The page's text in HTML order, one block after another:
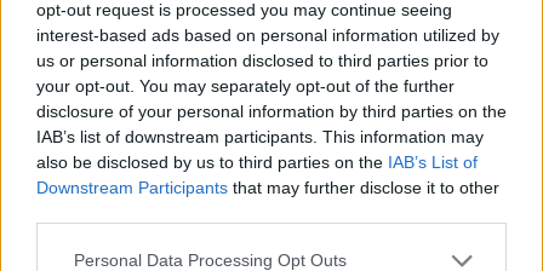
opt-out request is processed you may continue seeing
interest-based ads based on personal information utilized by
us or personal information disclosed to third parties prior to
your opt-out. You may separately opt-out of the further
disclosure of your personal information by third parties on the
IAB’s list of downstream participants. This information may
also be disclosed by us to third parties on the IAB’s List of
Downstream Participants that may further disclose it to other
Personal Data Processing Opt Outs
Venlafaxine (1004)
Depressie - antidepressiva overig
Tramadol (939)
Pijn - morfine-achtigen
Thyrax Duotab (882)
Schildklier - hypothyroidie (traagwerkend)
Omeprazol (848)